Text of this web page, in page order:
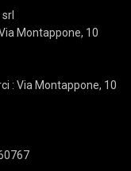
Montappone, 10
: Via Montappone, 10